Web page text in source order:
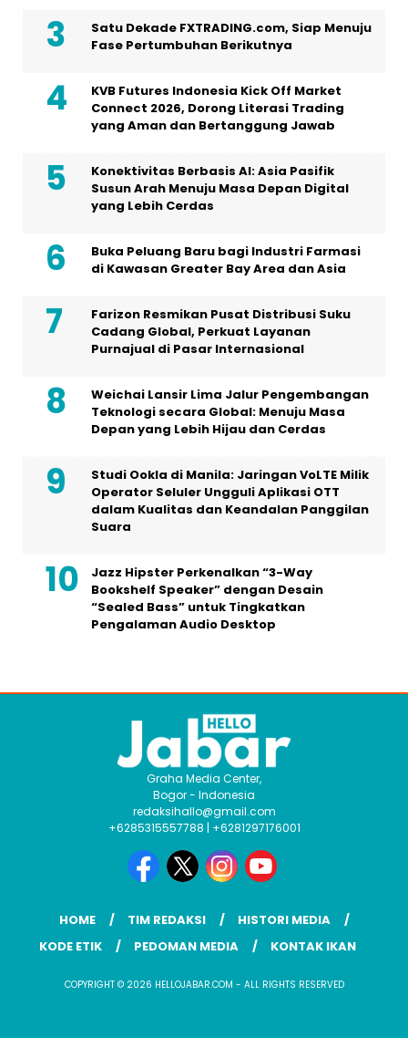
Satu Dekade FXTRADING.com, Siap Menuju
Fase Pertumbuhan Berikutnya
KVB Futures Indonesia Kick Off Market
Connect 2026, Dorong Literasi Trading
yang Aman dan Bertanggung Jawab
Konektivitas Berbasis AI: Asia Pasifik
Susun Arah Menuju Masa Depan Digital
yang Lebih Cerdas
Buka Peluang Baru bagi Industri Farmasi
di Kawasan Greater Bay Area dan Asia
Farizon Resmikan Pusat Distribusi Suku
Cadang Global, Perkuat Layanan
Purnajual di Pasar Internasional
Weichai Lansir Lima Jalur Pengembangan
Teknologi secara Global: Menuju Masa
Depan yang Lebih Hijau dan Cerdas
Studi Ookla di Manila: Jaringan VoLTE Milik
Operator Seluler Ungguli Aplikasi OTT
dalam Kualitas dan Keandalan Panggilan
Suara
Jazz Hipster Perkenalkan “3-Way
Bookshelf Speaker” dengan Desain
“Sealed Bass” untuk Tingkatkan
Pengalaman Audio Desktop
Graha Media Center,
Bogor - Indonesia
redaksihallo@gmail.com
+6285315557788 | +6281297176001
HOME TIM REDAKSI
HISTORI MEDIA
KODE ETIK
PEDOMAN MEDIA KONTAK IKAN
COPYRIGHT © 2026 HELLOJABAR.COM - ALL RIGHTS RESERVED